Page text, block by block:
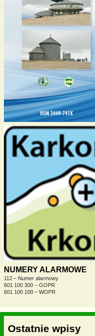
NUMERY ALARMOWE
112 – Numer alarmowy
601 100 300 – GOPR
601 100 100 – WOPR
Ostatnie wpisy